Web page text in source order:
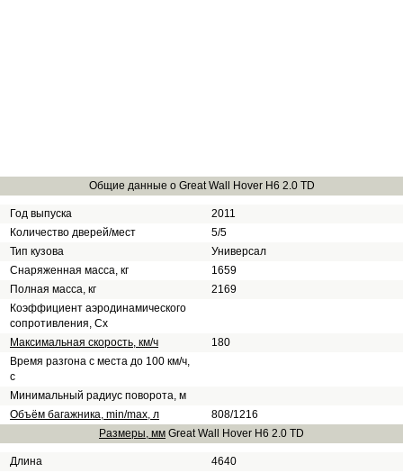
Общие данные о Great Wall Hover H6 2.0 TD
Год выпуска
2011
Количество дверей/мест
5/5
Тип кузова
Универсал
Снаряженная масса, кг
1659
Полная масса, кг
2169
Коэффициент аэродинамического
сопротивления, Сх
Максимальная скорость, км/ч
180
Время разгона с места до 100 км/ч,
с
Минимальный радиус поворота, м
Объём багажника, min/max, л
808/1216
Размеры, мм Great Wall Hover H6 2.0 TD
Длина
4640